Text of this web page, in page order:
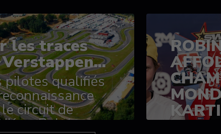
les traces
pilotes qualifiés
circuit de
en Belgique